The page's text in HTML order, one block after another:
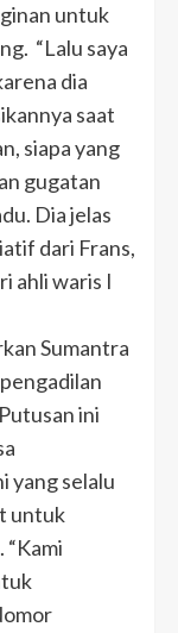
untuk
“Lalu saya
dia
saat
siapa yang
gugatan
Dia jelas
dari Frans,
ahli waris I
Sumantra
ini
yang selalu
untuk
“Kami